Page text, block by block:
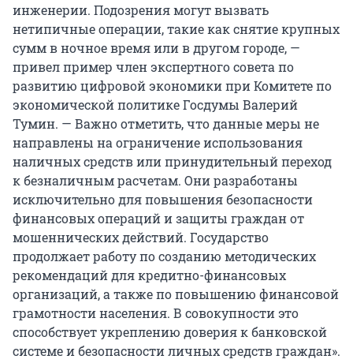
инженерии. Подозрения могут вызвать
нетипичные операции, такие как снятие крупных
сумм в ночное время или в другом городе, —
привел пример член экспертного совета по
развитию цифровой экономики при Комитете по
экономической политике Госдумы Валерий
Тумин. — Важно отметить, что данные меры не
направлены на ограничение использования
наличных средств или принудительный переход
к безналичным расчетам. Они разработаны
исключительно для повышения безопасности
финансовых операций и защиты граждан от
мошеннических действий. Государство
продолжает работу по созданию методических
рекомендаций для кредитно-финансовых
организаций, а также по повышению финансовой
грамотности населения. В совокупности это
способствует укреплению доверия к банковской
системе и безопасности личных средств граждан».